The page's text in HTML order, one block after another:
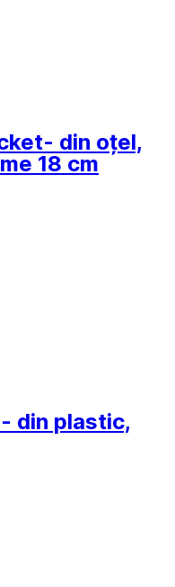
- din oțel,
18 cm
- din plastic,